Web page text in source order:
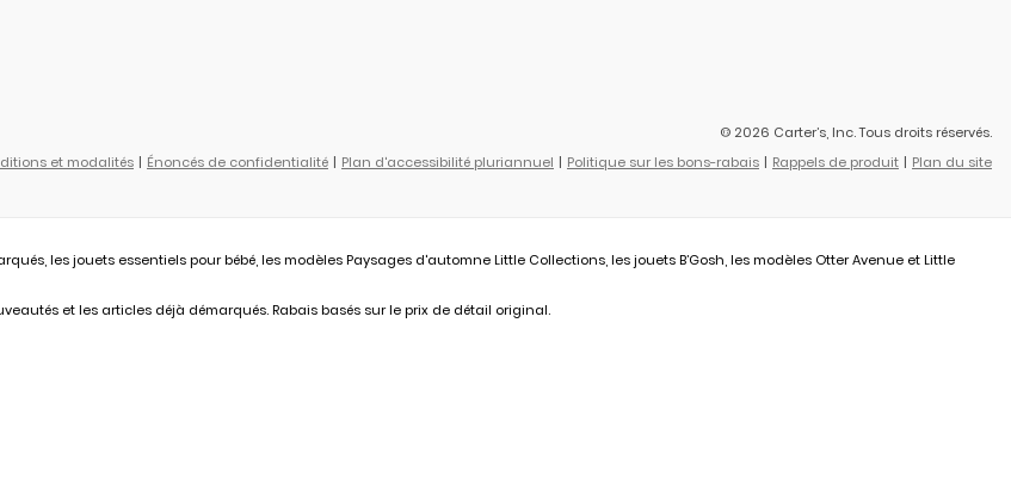
© 2026 Carter’s, Inc. Tous droits réservés.
et modalités
Énoncés de confidentialité Plan d'accessibilité pluriannuel Politique sur les bons-rabais Rappels de produit Plan du site
les jouets essentiels pour bébé, les modèles Paysages d'automne Little Collections, les jouets B’Gosh, les modèles Otter Avenue et Little
et les articles déjà démarqués. Rabais basés sur le prix de détail original.